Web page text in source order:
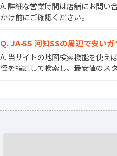
A. 詳細な営業時間は店舗にお問い
かけ前にご確認ください。
Q. JA-SS 河知SSの周辺で安い
A. 当サイトの地図検索機能を使え
径を指定して検索し、最安値のス